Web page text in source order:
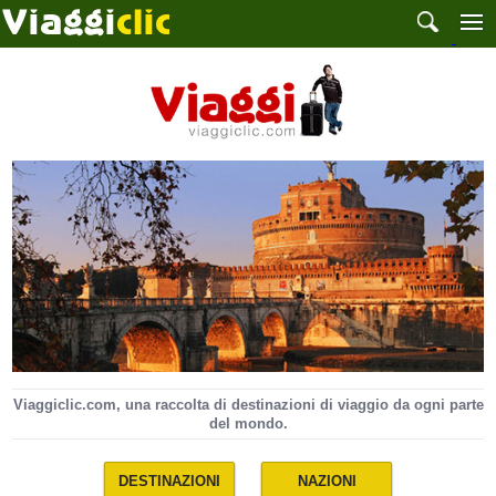
Viaggiclic.com, una raccolta di destinazioni di viaggio da ogni parte
del mondo.
DESTINAZIONI NAZIONI